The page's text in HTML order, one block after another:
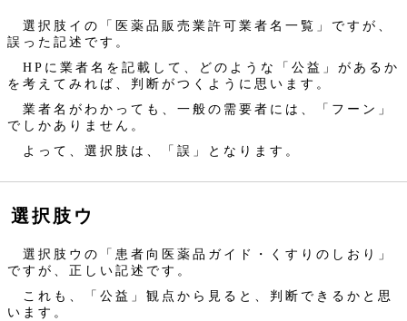
選択肢イの「医薬品販売業許可業者名一覧」ですが、
誤った記述です。
HPに業者名を記載して、どのような「公益」があるか
を考えてみれば、判断がつくように思います。
業者名がわかっても、一般の需要者には、「フーン」
でしかありません。
よって、選択肢は、「誤」となります。
選択肢ウ
選択肢ウの「患者向医薬品ガイド・くすりのしおり」
ですが、正しい記述です。
これも、「公益」観点から見ると、判断できるかと思
います。